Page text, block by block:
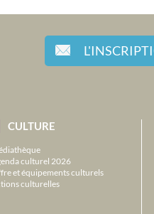
CULTURE
culturel 2026
et équipements culturels
culturelles